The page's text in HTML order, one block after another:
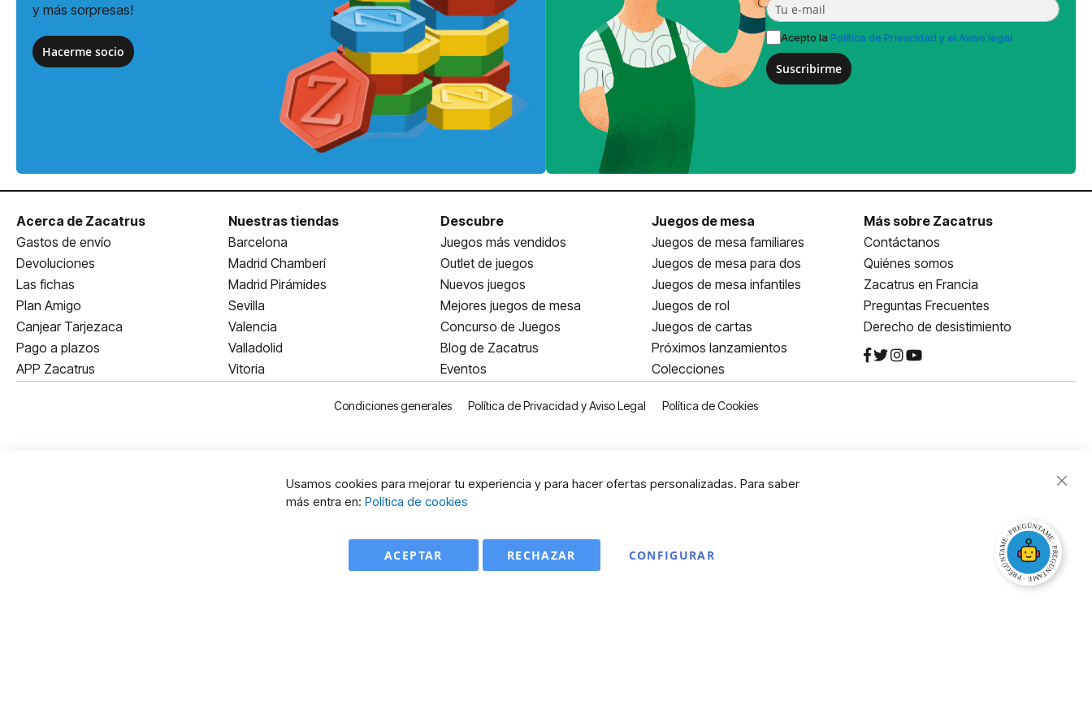
y más sorpresas!
Hacerme socio
Acepto la Política de Privacidad y el Aviso legal
Suscribirme
Acerca de Zacatrus
Gastos de envío
Devoluciones
Las fichas
Plan Amigo
Canjear Tarjezaca
Pago a plazos
APP Zacatrus
Nuestras tiendas
Barcelona
Madrid Chamberí
Madrid Pirámides
Sevilla
Valencia
Valladolid
Vitoria
Descubre
Juegos más vendidos
Outlet de juegos
Nuevos juegos
Mejores juegos de mesa
Concurso de Juegos
Blog de Zacatrus
Eventos
Juegos de mesa
Juegos de mesa familiares
Juegos de mesa para dos
Juegos de mesa infantiles
Juegos de rol
Juegos de cartas
Próximos lanzamientos
Colecciones
Más sobre Zacatrus
Contáctanos
Quiénes somos
Zacatrus en Francia
Preguntas Frecuentes
Derecho de desistimiento
Condiciones generales Política de Privacidad y Aviso Legal Política de Cookies
Usamos cookies para mejorar tu experiencia y para hacer ofertas personalizadas. Para saber
más entra en: Política de cookies
ACEPTAR CONFIGURAR
RECHAZAR